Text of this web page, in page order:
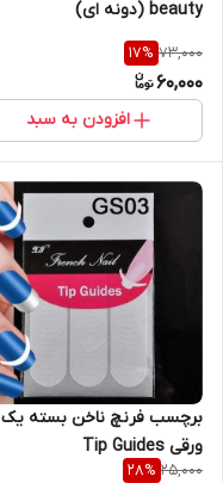
beauty (دونه ای)
73,000
17%
60,000
افزودن به سبد
برچسب فرنچ ناخن بسته یک
ورقی Tip Guides
25,000
28%